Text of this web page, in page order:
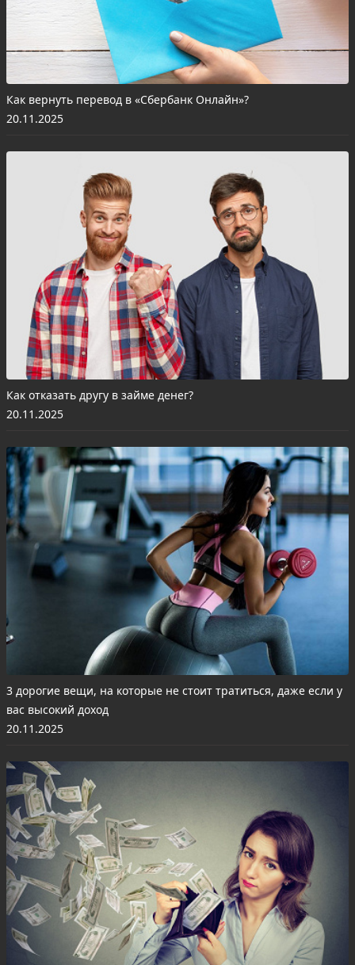
Как вернуть перевод в «Сбербанк Онлайн»?
20.11.2025
Как отказать другу в займе денег?
20.11.2025
3 дорогие вещи, на которые не стоит тратиться, даже если у
вас высокий доход
20.11.2025